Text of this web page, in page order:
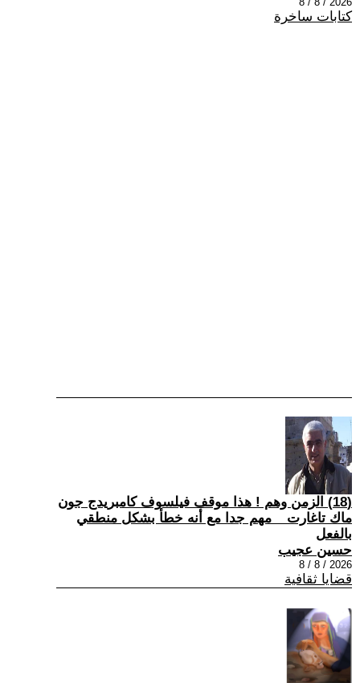
كتابات ساخرة
(18) الزمن وهم ! هذا موقف فيلسوف كامبريدج جون
ماك تاغارت _ مهم جدا مع أنه خطأ بشكل منطقي
بالفعل
حسين عجيب
2026 / 8 / 8
قضايا ثقافية